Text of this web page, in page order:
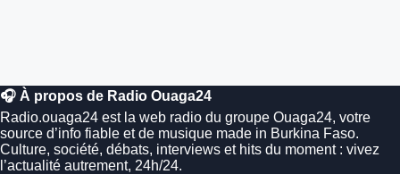
🎧 À propos de Radio Ouaga24
Radio.ouaga24 est la web radio du groupe Ouaga24, votre
source d’info fiable et de musique made in Burkina Faso.
Culture, société, débats, interviews et hits du moment : vivez
l’actualité autrement, 24h/24.